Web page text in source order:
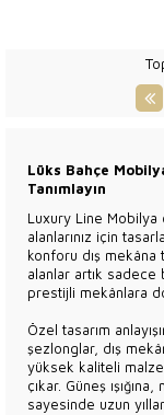
Lüks Bahçe
Tanımlayın
Luxury Line
alanlarınız için
konforu dış mekâna
alanlar artık sadece
prestijli mekânlara
Özel tasarım
şezlonglar, dış
yüksek kaliteli
çıkar. Güneş
sayesinde uzun yıllar